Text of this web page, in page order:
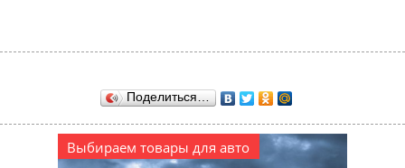
Поделиться…
Выбираем товары для авто